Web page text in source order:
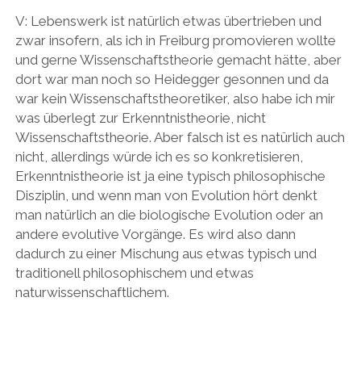
V: Lebenswerk ist natürlich etwas übertrieben und
zwar insofern, als ich in Freiburg promovieren wollte
und gerne Wissenschaftstheorie gemacht hätte, aber
dort war man noch so Heidegger gesonnen und da
war kein Wissenschaftstheoretiker, also habe ich mir
was überlegt zur Erkenntnistheorie, nicht
Wissenschaftstheorie. Aber falsch ist es natürlich auch
nicht, allerdings würde ich es so konkretisieren,
Erkenntnistheorie ist ja eine typisch philosophische
Disziplin, und wenn man von Evolution hört denkt
man natürlich an die biologische Evolution oder an
andere evolutive Vorgänge. Es wird also dann
dadurch zu einer Mischung aus etwas typisch und
traditionell philosophischem und etwas
naturwissenschaftlichem.